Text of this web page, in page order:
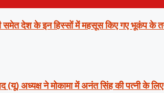
समेत देश के इन हिस्सों में महसूस किए गए भूकंप के
(यू) अध्यक्ष ने मोकामा में अनंत सिंह की पत्नी के